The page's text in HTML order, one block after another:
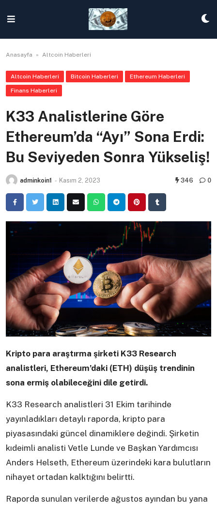
content
Anasayfa » Altcoin Haberleri
Altcoin Haberleri Bitcoin Haberleri Ethereum Haberleri
Finans Haberleri
K33 Analistlerine Göre
Ethereum’da “Ayı” Sona Erdi:
Bu Seviyeden Sonra Yükseliş!
adminkoin1 - Kasım 2, 2023 346 0
Kripto para araştırma şirketi K33 Research
analistleri, Ethereum’daki (ETH) düşüş trendinin
sona ermiş olabileceğini dile getirdi.
K33 Research analistleri 31 Ekim tarihinde
yayınladıkları detaylı raporda, kripto para
piyasasındaki güncel dinamiklere değindi. Şirketin
kıdeimli analisti Vetle Lunde ve Başkan Yardımcısı
Anders Helseth, Ethereum üzerindeki kara bulutların
nihayet ortadan kalktığını belirtti.
Raporda sunulan verilerde ağustos ayından bu yana